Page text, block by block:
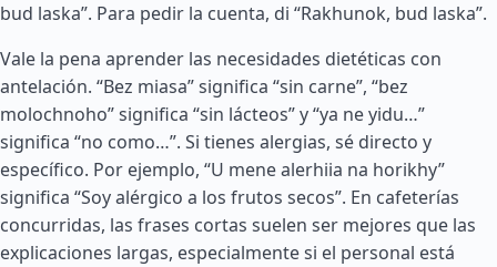
bud laska”. Para pedir la cuenta, di “Rakhunok, bud laska”.
Vale la pena aprender las necesidades dietéticas con
antelación. “Bez miasa” significa “sin carne”, “bez
molochnoho” significa “sin lácteos” y “ya ne yidu…”
significa “no como…”. Si tienes alergias, sé directo y
específico. Por ejemplo, “U mene alerhiia na horikhy”
significa “Soy alérgico a los frutos secos”. En cafeterías
concurridas, las frases cortas suelen ser mejores que las
explicaciones largas, especialmente si el personal está